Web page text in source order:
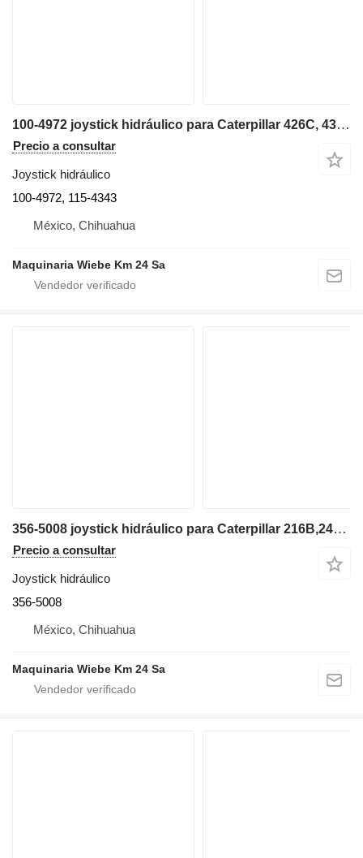
100-4972 joystick hidráulico para Caterpillar 426C, 436C, 428C, 4 retroexcavadora
Precio a consultar
Joystick hidráulico
100-4972, 115-4343
México, Chihuahua
Maquinaria Wiebe Km 24 Sa
356-5008 joystick hidráulico para Caterpillar 216B,242B,252B,236B minicargadora
Precio a consultar
Joystick hidráulico
356-5008
México, Chihuahua
Maquinaria Wiebe Km 24 Sa